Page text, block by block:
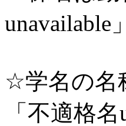
unavailable
☆学名の名
「不適格